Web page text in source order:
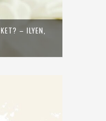
– ILYEN,